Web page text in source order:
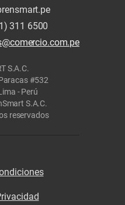
311 6500
S.A.C.
#532
- Perú
S.A.C.
reservados